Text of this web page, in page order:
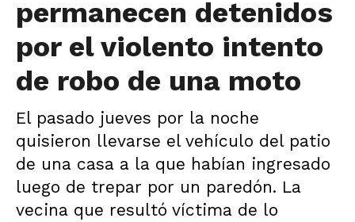
permanecen detenidos
por el violento intento
de robo de una moto
El pasado jueves por la noche
quisieron llevarse el vehículo del patio
de una casa a la que habían ingresado
luego de trepar por un paredón. La
vecina que resultó víctima de lo